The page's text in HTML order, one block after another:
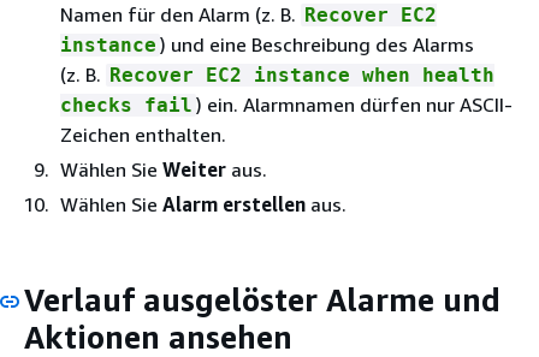
Namen für den Alarm (z. B. Recover EC2
instance ) und eine Beschreibung des Alarms
(z. B. Recover EC2 instance when health
checks fail ) ein. Alarmnamen dürfen nur ASCII-
Zeichen enthalten.
Wählen Sie Weiter aus.
Wählen Sie Alarm erstellen aus.
Verlauf ausgelöster Alarme und
Aktionen ansehen